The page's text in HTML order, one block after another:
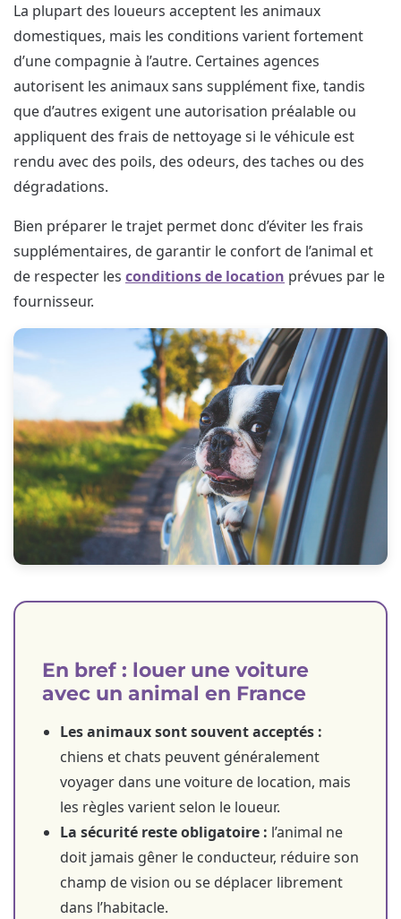
La plupart des loueurs acceptent les animaux
domestiques, mais les conditions varient fortement
d’une compagnie à l’autre. Certaines agences
autorisent les animaux sans supplément fixe, tandis
que d’autres exigent une autorisation préalable ou
appliquent des frais de nettoyage si le véhicule est
rendu avec des poils, des odeurs, des taches ou des
dégradations.
Bien préparer le trajet permet donc d’éviter les frais
supplémentaires, de garantir le confort de l’animal et
de respecter les conditions de location prévues par le
fournisseur.
En bref : louer une voiture
avec un animal en France
Les animaux sont souvent acceptés :
chiens et chats peuvent généralement
voyager dans une voiture de location, mais
les règles varient selon le loueur.
La sécurité reste obligatoire : l’animal ne
doit jamais gêner le conducteur, réduire son
champ de vision ou se déplacer librement
dans l’habitacle.